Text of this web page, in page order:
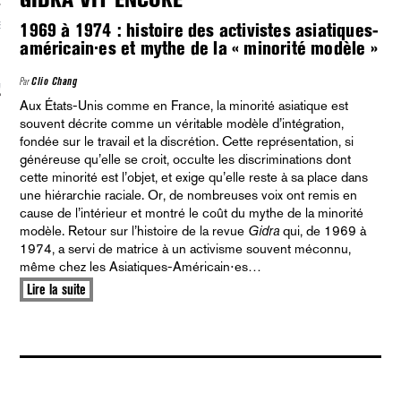
VAGUES
politique et critique de la technologie
1969 à 1974 : histoire des activistes asiatiques-
américain·es et mythe de la « minorité modèle »
ParClio Chang
Aux États-Unis comme en France, la minorité asiatique est
souvent décrite comme un véritable modèle d’intégration,
fondée sur le travail et la discrétion. Cette représentation, si
généreuse qu’elle se croit, occulte les discriminations dont
cette minorité est l’objet, et exige qu’elle reste à sa place dans
une hiérarchie raciale. Or, de nombreuses voix ont remis en
cause de l’intérieur et montré le coût du mythe de la minorité
modèle. Retour sur l’histoire de la revue Gidra qui, de 1969 à
1974, a servi de matrice à un activisme souvent méconnu,
même chez les Asiatiques-Américain⋅es…
Lire la suite